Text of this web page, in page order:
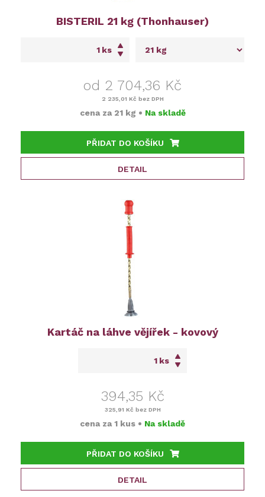
BISTERIL 21 kg (Thonhauser)
ks
od 2 704,36 Kč
2 235,01 Kč bez DPH
cena za 21 kg • Na skladě
PŘIDAT DO KOŠÍKU
DETAIL
Kartáč na láhve vějířek - kovový
ks
394,35 Kč
325,91 Kč bez DPH
cena za 1 kus • Na skladě
PŘIDAT DO KOŠÍKU
DETAIL